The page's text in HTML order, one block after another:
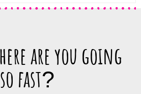
are you going
so fast?